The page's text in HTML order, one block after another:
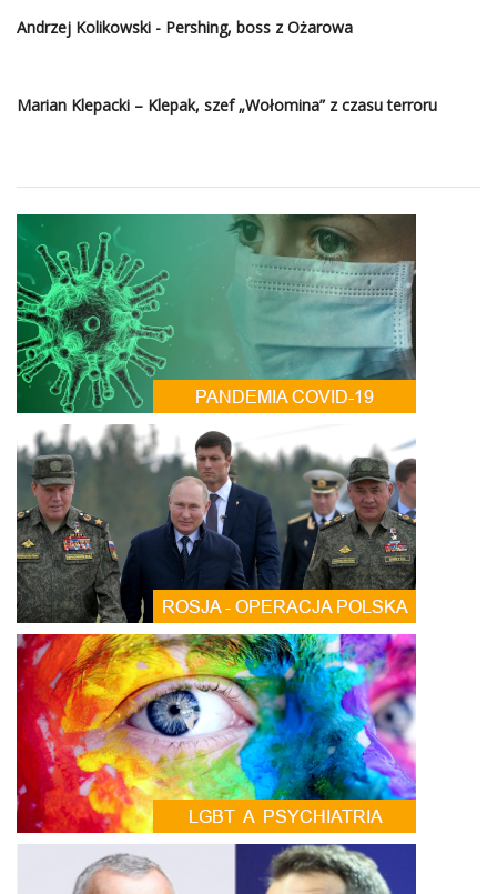
Andrzej Kolikowski - Pershing, boss z Ożarowa
Marian Klepacki – Klepak, szef „Wołomina” z czasu terroru